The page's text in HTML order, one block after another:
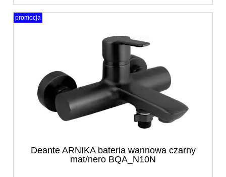
Deante ARNIKA bateria wannowa czarny
mat/nero BQA_N10N
promocja